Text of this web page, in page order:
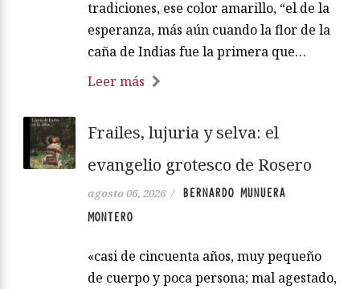
tradiciones, ese color amarillo, “el de la
esperanza, más aún cuando la flor de la
caña de Indias fue la primera que…
Leer más
Frailes, lujuria y selva: el
evangelio grotesco de Rosero
agosto 06, 2026 /
BERNARDO MUNUERA
MONTERO
«casi de cincuenta años, muy pequeño
de cuerpo y poca persona; mal agestado,